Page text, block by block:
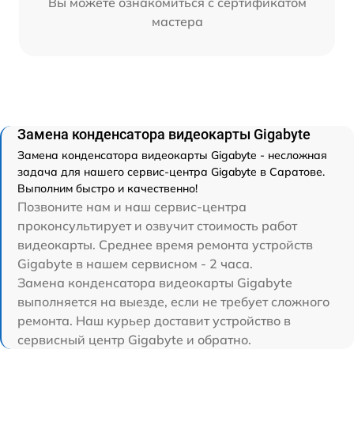
мастера
Замена конденсатора видеокарты Gigabyte
Замена конденсатора видеокарты Gigabyte - несложная
задача для нашего сервис-центра Gigabyte в Саратове.
Выполним быстро и качественно!
Позвоните нам и наш сервис-центра
проконсультирует и озвучит стоимость работ
видеокарты. Среднее время ремонта устройств
Gigabyte в нашем сервисном - 2 часа.
Замена конденсатора видеокарты Gigabyte
выполняется на выезде, если не требует сложного
ремонта. Наш курьер доставит устройство в
сервисный центр Gigabyte и обратно.